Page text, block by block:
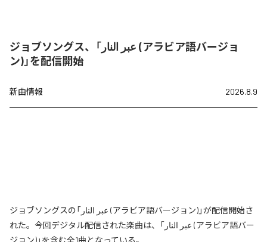
ジョブソングス、「عبر النار (アラビア語バージョ
ン)」を配信開始
新曲情報 2026.8.9
ジョブソングスの「عبر النار (アラビア語バージョン)」が配信開始さ
れた。今回デジタル配信された楽曲は、「عبر النار (アラビア語バー